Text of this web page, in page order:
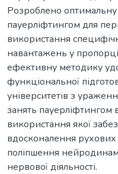
Розроблено
пауерліфтингом для
використання
навантажень у
ефективну методику
функціональної
університетів з
занять пауерліфтингом
використання якої
вдосконалення рухових
поліпшення
нервової діяльності.